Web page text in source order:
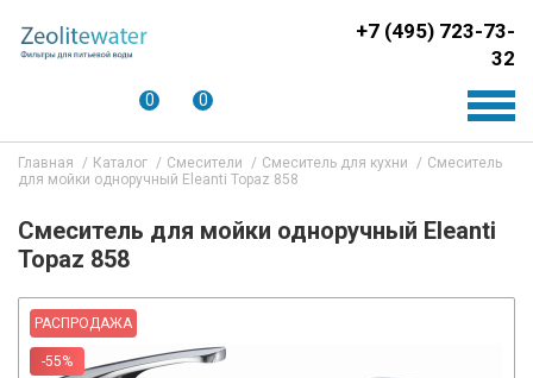
+7 (495) 723-73-
32
0 0
Главная Каталог Смесители Смеситель для кухни
Смеситель
для мойки одноручный Eleanti Topaz 858
Смеситель для мойки одноручный Eleanti
Topaz 858
РАСПРОДАЖА
-55%